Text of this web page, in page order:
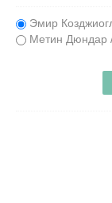
Эмир
Метин Дюндар